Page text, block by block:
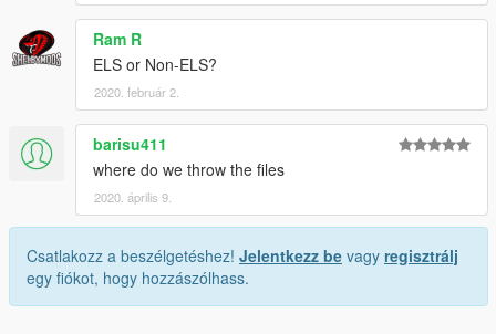
Ram R
ELS or Non-ELS?
2020. február 2.
barisu411
where do we throw the files
2020. április 9.
Csatlakozz a beszélgetéshez! Jelentkezz be vagy regisztrálj
egy fiókot, hogy hozzászólhass.